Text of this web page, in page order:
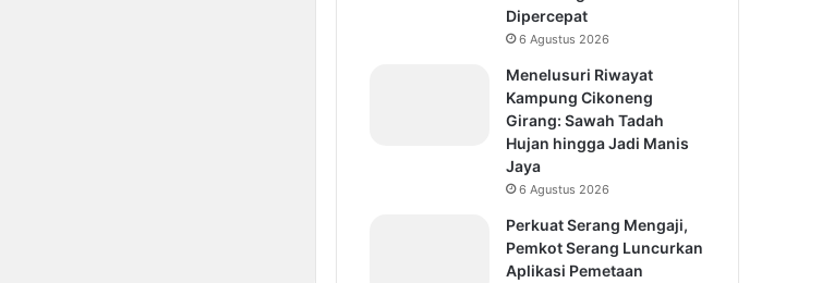
Dipercepat
6 Agustus 2026
Menelusuri Riwayat
Kampung Cikoneng
Girang: Sawah Tadah
Hujan hingga Jadi Manis
Jaya
6 Agustus 2026
Perkuat Serang Mengaji,
Pemkot Serang Luncurkan
Aplikasi Pemetaan